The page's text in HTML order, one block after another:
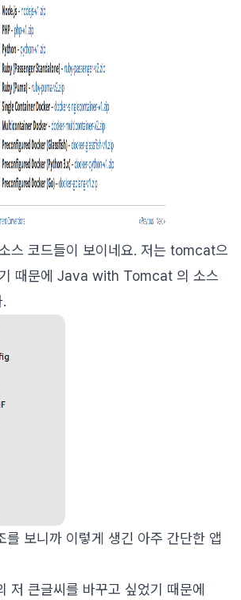
스 코드들이 보이네요. 저는 tomcat으
때문에 Java with Tomcat 의 소스
를 보니까 이렇게 생긴 아주 간단한 앱
저 큰글씨를 바꾸고 싶었기 때문에